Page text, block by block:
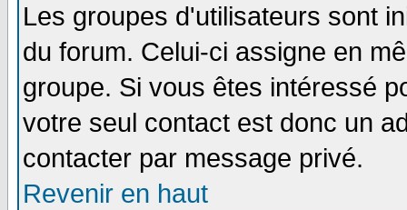
Les groupes d'utilisateurs sont
du forum. Celui-ci assigne en
groupe. Si vous êtes intéressé
votre seul contact est donc un
contacter par message privé.
Revenir en haut